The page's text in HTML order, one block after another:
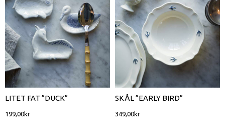
LITET FAT ”DUCK”
199,00kr
SKÅL ”EARLY BIRD”
349,00kr